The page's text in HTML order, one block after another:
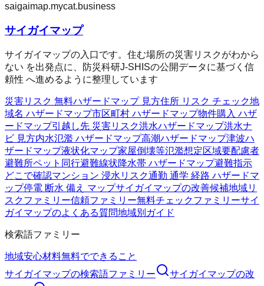
saigaimap.mycat.business
サイガイマップ
サイガイマップの入口です。住む場所の災害リスクがわから
ない を出発点に、防災科研J-SHISの公開データに基づく信
頼性 へ進めるように整理しています
災害リスク 無料ハザードマップ 見方住所 リスク チェック地
域名 ハザードマップ市区町村 ハザードマップ物件購入 ハザ
ードマップ引越し先 災害リスク洪水ハザードマップ洪水ナ
ビ 見方内水氾濫 ハザードマップ高潮ハザードマップ津波ハ
ザードマップ液状化マップ家屋倒壊等氾濫想定区域要配慮者
避難所ペット同行避難線状降水帯 ハザードマップ避難指示
どこで確認マンション 浸水リスク通勤 通学 経路 ハザードマ
ップ停電 断水 備え マップサイガイマップの改善候補地域リ
スクファミリー信頼ファミリー無料チェックファミリーサイ
ガイマップのよくある質問地域別ガイド
検索語ファミリー
地域安心材料無料でできること
サイガイマップの検索語ファミリー サイガイマップの改